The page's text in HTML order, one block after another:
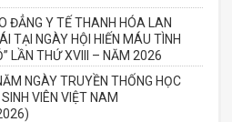
ĐẲNG Y TẾ THANH HÓA LAN
TẠI NGÀY HỘI HIẾN MÁU TÌNH
LẦN THỨ XVIII – NĂM 2026
NGÀY TRUYỀN THỐNG HỌC
VIÊN VIỆT NAM